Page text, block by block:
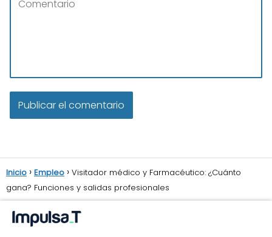
Inicio Empleo
Visitador médico y Farmacéutico: ¿Cuánto
gana? Funciones y salidas profesionales